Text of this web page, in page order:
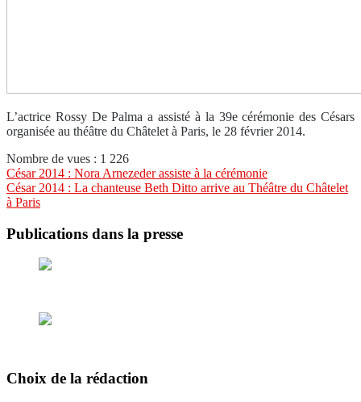
L’actrice Rossy De Palma a assisté à la 39e cérémonie des Césars
organisée au théâtre du Châtelet à Paris, le 28 février 2014.
Nombre de vues : 1 226
Navigation
de
César 2014 : Nora Arnezeder assiste à la cérémonie
César 2014 : La chanteuse Beth Ditto arrive au Théâtre du Châtelet
à Paris
Publications dans la presse
Choix de la rédaction